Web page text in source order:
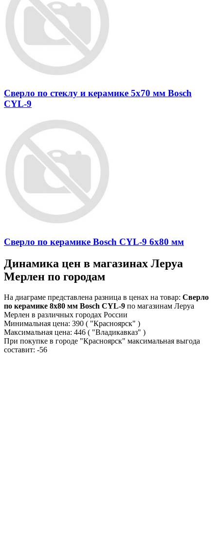
Сверло по стеклу и керамике 5х70 мм Bosch
CYL-9
Сверло по керамике Bosch CYL-9 6х80 мм
Динамика цен в магазинах Леруа
Мерлен по городам
На диаграме представлена разница в ценах на товар: Сверло
по керамике 8х80 мм Bosch CYL-9 по магазинам Леруа
Мерлен в различных городах России
Минимальная цена: 390 ( "Красноярск" )
Максимальная цена: 446 ( "Владикавказ" )
При покупке в городе "Красноярск" максимальная выгода
составит: -56